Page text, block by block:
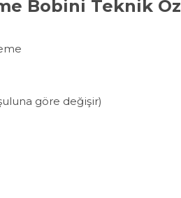
Bobini Teknik
göre değişir)